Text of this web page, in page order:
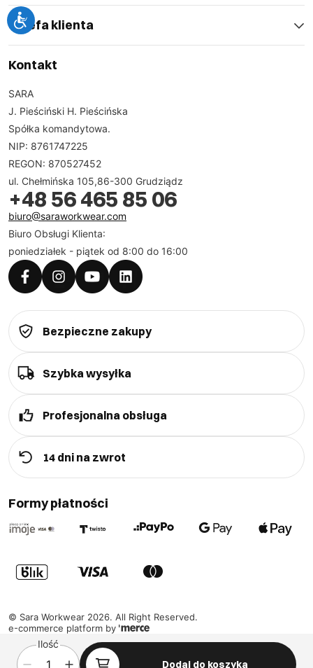
Ilość
Dodaj do koszyka
Strefa klienta
Kontakt
SARA
J. Pieściński H. Pieścińska
Spółka komandytowa.
NIP: 8761747225
REGON: 870527452
ul. Chełmińska 105,86-300 Grudziądz
+48 56 465 85 06
biuro@saraworkwear.com
Biuro Obsługi Klienta:
poniedziałek - piątek od 8:00 do 16:00
Bezpieczne zakupy
Szybka wysyłka
Profesjonalna obsługa
14 dni na zwrot
Formy płatności
© Sara Workwear 2026. All Right Reserved.
e-commerce platform by